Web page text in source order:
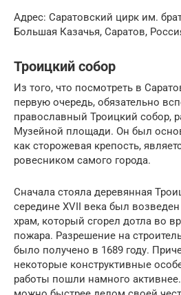
Адрес: Саратовский цирк им.
Большая Казачья, Саратов,
Троицкий собор
Из того, что посмотреть в
первую очередь, обязательно
православный Троицкий собор,
Музейной площади. Он был
как сторожевая крепость,
ровесником самого города.
Сначала стояла деревянная
середине XVII века был
храм, который сгорел дотла во
пожара. Разрешение на
было получено в 1689 году.
некоторые конструктивные
работы пошли намного